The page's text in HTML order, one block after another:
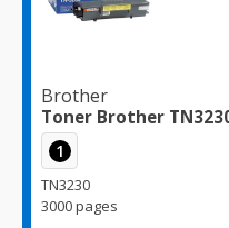
Brother
Toner Brother
1
TN3230
3000 pages